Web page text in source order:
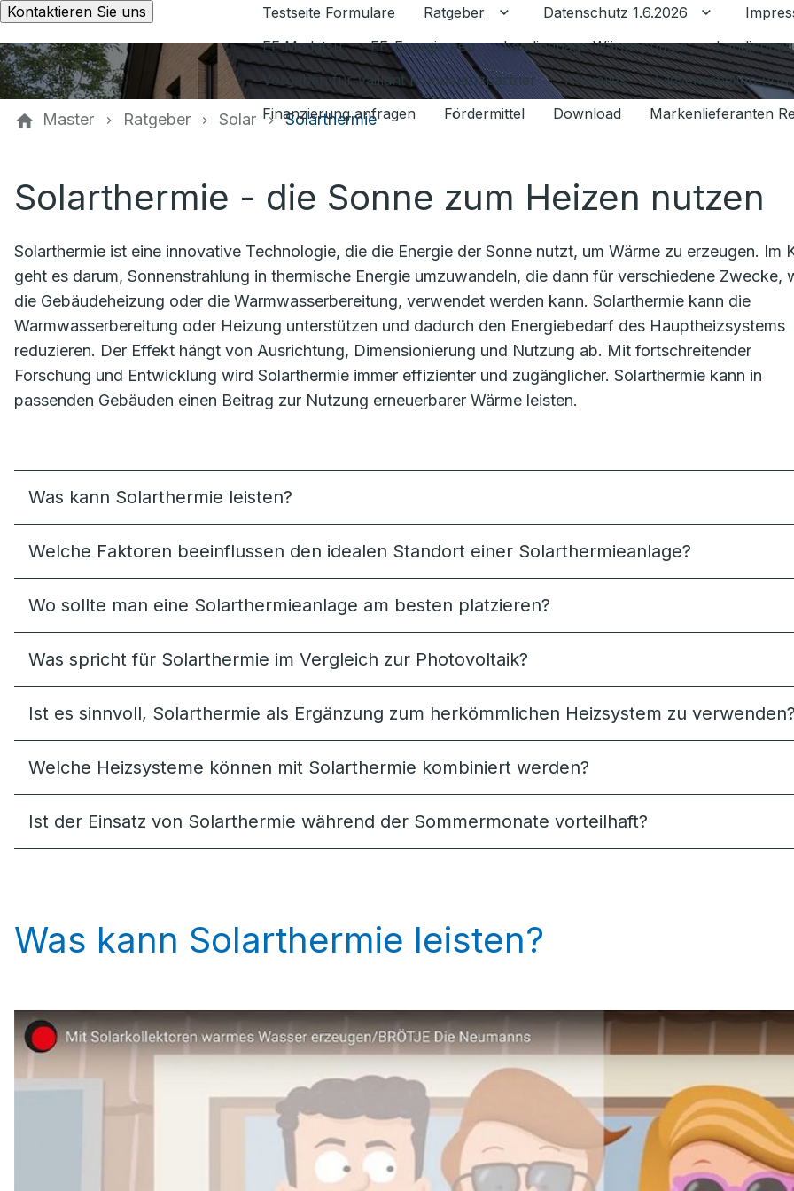
Kontaktieren Sie uns Testseite Formulare Ratgeber Untermenü für Ratgeber umschalten
Datenschutz 1.6.2026 Untermenü
EE Medatsu
EE-Energie neu Landingpage Wärmepumpe
Vorgaben für Vaillant Kompetenzpartner
Aktuelles
Fliesenarbeiten
Finanzierung anfragen
Fördermittel Download Markenlieferanten
Master Ratgeber Solar Solarthermie
Solarthermie - die Sonne zum Heizen nutzen
Solarthermie ist eine innovative Technologie, die die Energie der Sonne nutzt, um Wärme zu erzeugen. Im
geht es darum, Sonnenstrahlung in thermische Energie umzuwandeln, die dann für verschiedene Zwecke,
die Gebäudeheizung oder die Warmwasserbereitung, verwendet werden kann. Solarthermie kann die
Warmwasserbereitung oder Heizung unterstützen und dadurch den Energiebedarf des Hauptheizsystems
reduzieren. Der Effekt hängt von Ausrichtung, Dimensionierung und Nutzung ab. Mit fortschreitender
Forschung und Entwicklung wird Solarthermie immer effizienter und zugänglicher. Solarthermie kann in
passenden Gebäuden einen Beitrag zur Nutzung erneuerbarer Wärme leisten.
Was kann Solarthermie leisten?
Welche Faktoren beeinflussen den idealen Standort einer Solarthermieanlage?
Wo sollte man eine Solarthermieanlage am besten platzieren?
Was spricht für Solarthermie im Vergleich zur Photovoltaik?
Ist es sinnvoll, Solarthermie als Ergänzung zum herkömmlichen Heizsystem zu
Welche Heizsysteme können mit Solarthermie kombiniert werden?
Ist der Einsatz von Solarthermie während der Sommermonate vorteilhaft?
Was kann Solarthermie leisten?